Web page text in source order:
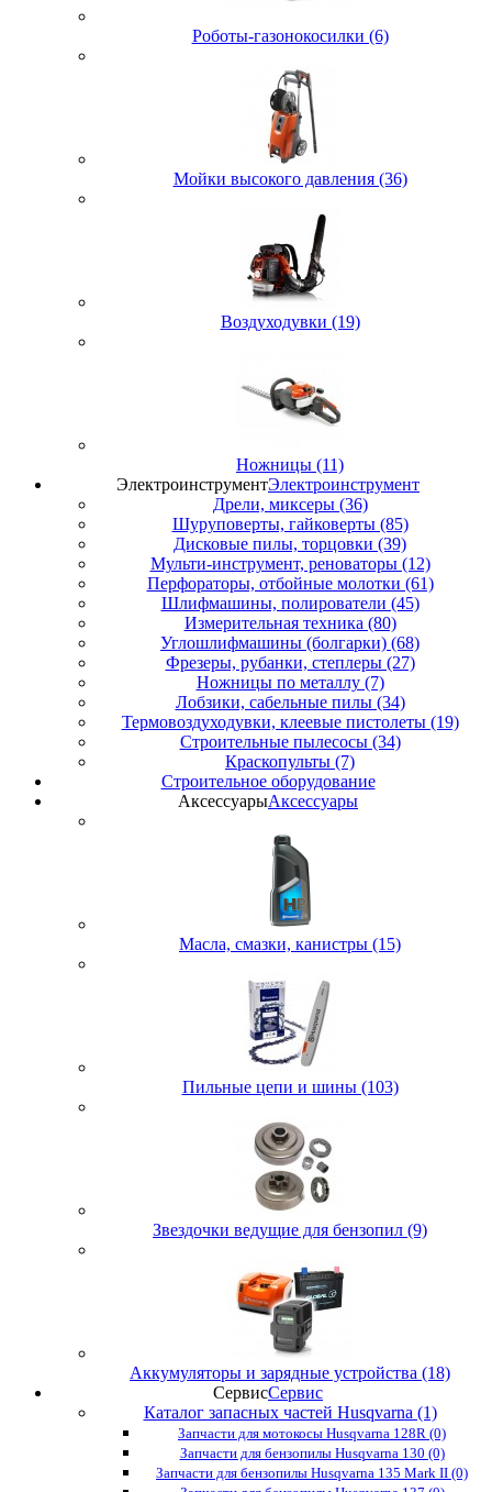
Роботы-газонокосилки (6)
Мойки высокого давления (36)
Воздуходувки (19)
Ножницы (11)
ЭлектроинструментЭлектроинструмент
Дрели, миксеры (36)
Шуруповерты, гайковерты (85)
Дисковые пилы, торцовки (39)
Мульти-инструмент, реноваторы (12)
Перфораторы, отбойные молотки (61)
Шлифмашины, полирователи (45)
Измерительная техника (80)
Углошлифмашины (болгарки) (68)
Фрезеры, рубанки, степлеры (27)
Ножницы по металлу (7)
Лобзики, сабельные пилы (34)
Термовоздуходувки, клеевые пистолеты (19)
Строительные пылесосы (34)
Краскопульты (7)
Строительное оборудование
АксессуарыАксессуары
Масла, смазки, канистры (15)
Пильные цепи и шины (103)
Звездочки ведущие для бензопил (9)
Аккумуляторы и зарядные устройства (18)
СервисСервис
Каталог запасных частей Husqvarna (1)
Запчасти для мотокосы Husqvarna 128R (0)
Запчасти для бензопилы Husqvarna 130 (0)
Запчасти для бензопилы Husqvarna 135 Mark II (0)